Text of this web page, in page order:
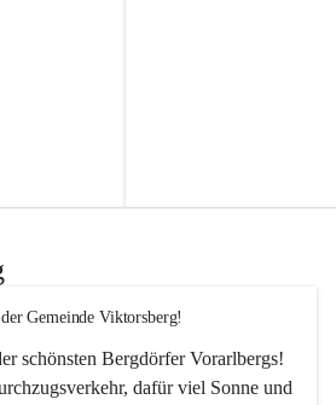
Gemeinde Viktorsberg!
schönsten Bergdörfer Vorarlbergs!
dafür viel Sonne und